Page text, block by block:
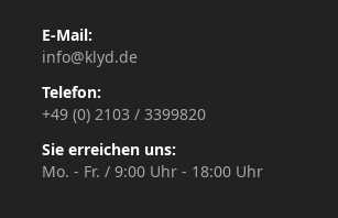
E-Mail:
info@klyd.de
Telefon:
+49 (0) 2103 / 3399820
Sie erreichen uns:
Mo. - Fr. / 9:00 Uhr - 18:00 Uhr